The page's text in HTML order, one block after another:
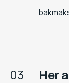
03 Her